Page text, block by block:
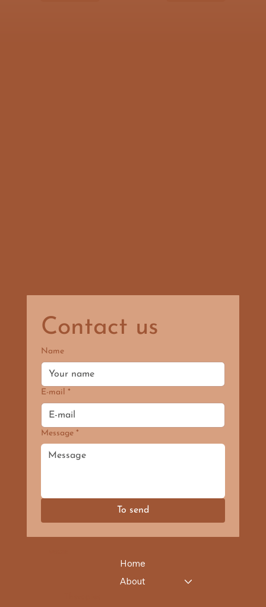
Contact us
Name
E-mail *
Message *
To send
Home
About